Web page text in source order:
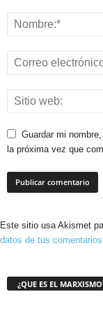
Guardar mi
la próxima vez que
Este sitio usa Akismet
datos de tus comentarios.
¿QUE ES EL